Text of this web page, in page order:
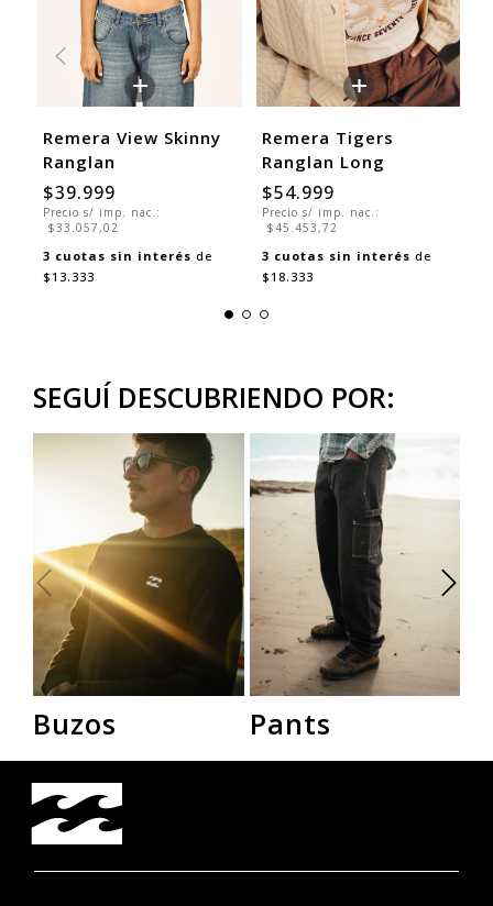
+
Remera View Skinny
Ranglan
$39.999
Precio s/ imp. nac.:
$33.057,02
3 cuotas sin interés de
$13.333
+
Remera Tigers
Ranglan Long
$54.999
Precio s/ imp. nac.:
$45.453,72
3 cuotas sin interés de
$18.333
SEGUÍ DESCUBRIENDO POR:
Buzos Pants